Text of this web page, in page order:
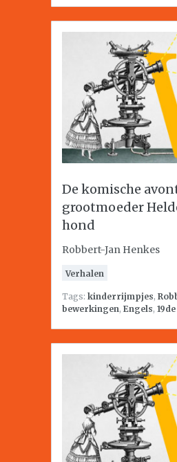
De komische
grootmoeder
hond
Robbert-Jan Henkes
Verhalen
Tags: kinderrijmpjes,
bewerkingen, Engels,